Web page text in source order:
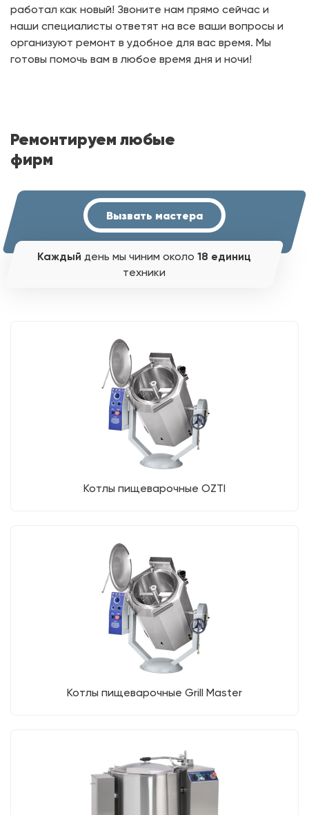
работал как новый! Звоните нам прямо сейчас и
наши специалисты ответят на все ваши вопросы и
организуют ремонт в удобное для вас время. Мы
готовы помочь вам в любое время дня и ночи!
Ремонтируем любые
фирм
Вызвать мастера
Каждый день мы чиним около 18 единиц
техники
Котлы пищеварочные OZTI
Котлы пищеварочные Grill Master